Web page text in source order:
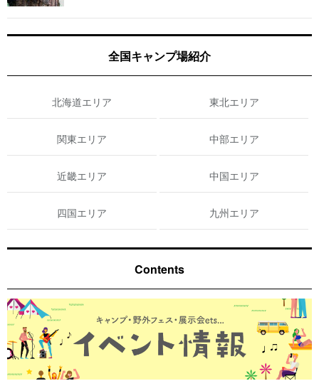
全国キャンプ場紹介
北海道エリア 東北エリア
関東エリア 中部エリア
近畿エリア 中国エリア
四国エリア 九州エリア
Contents